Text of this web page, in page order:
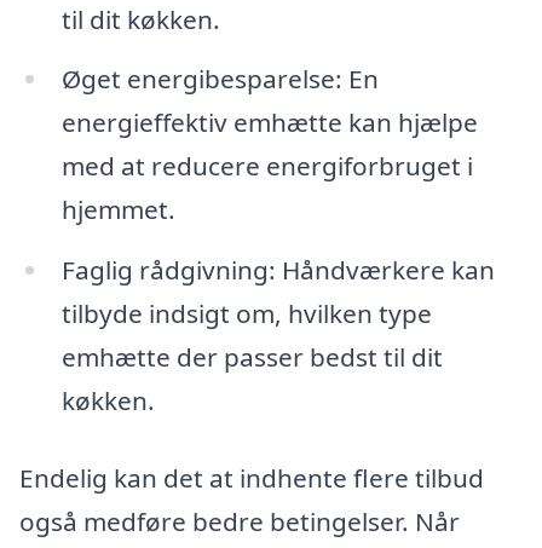
til dit køkken.
Øget energibesparelse: En
energieffektiv emhætte kan hjælpe
med at reducere energiforbruget i
hjemmet.
Faglig rådgivning: Håndværkere kan
tilbyde indsigt om, hvilken type
emhætte der passer bedst til dit
køkken.
Endelig kan det at indhente flere tilbud
også medføre bedre betingelser. Når